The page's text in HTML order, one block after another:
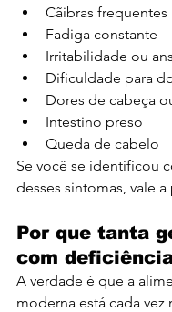
Cãibras frequentes
Fadiga constante
Irritabilidade ou
Dificuldade para
Dores de cabeça
Intestino preso
Queda de cabelo
Se você se identificou
desses sintomas, vale
Por que tanta
com
A verdade é que a
moderna está cada vez